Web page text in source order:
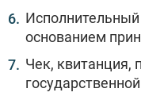
основанием
Чек, квитанция,